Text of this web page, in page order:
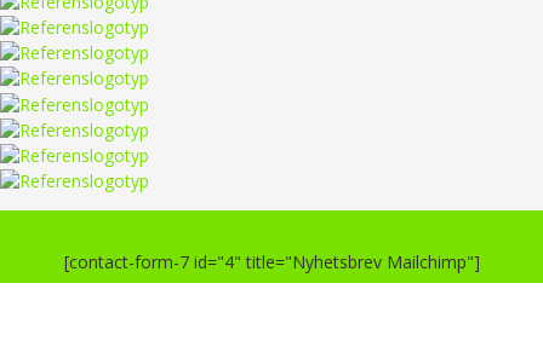
[contact-form-7 id="4" title="Nyhetsbrev Mailchimp"]